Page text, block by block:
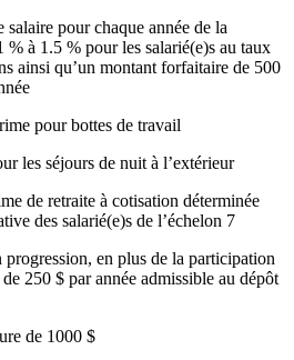
salaire pour chaque année de la
% à 1.5 % pour les salarié(e)s au taux
ainsi qu’un montant forfaitaire de 500
pour bottes de travail
les séjours de nuit à l’extérieur
de retraite à cotisation déterminée
des salarié(e)s de l’échelon 7
progression, en plus de la participation
250 $ par année admissible au dépôt
de 1000 $